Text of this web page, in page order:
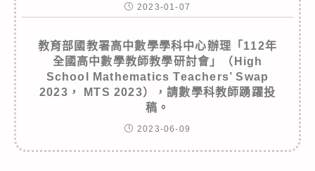
2023-01-07
教育部國教署高中數學學科中心辦理「112年
全國高中數學教師教學研討會」（High
School Mathematics Teachers’ Swap
2023， MTS 2023），請數學科教師踴躍投
稿。
2023-06-09